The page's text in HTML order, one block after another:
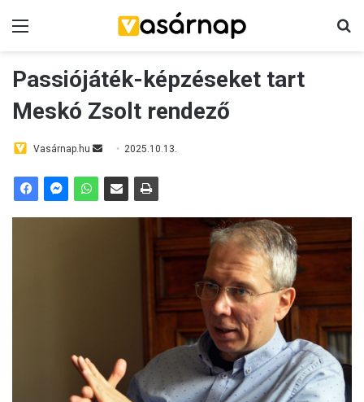
Passiójáték-képzéseket tart
Meskó Zsolt rendező
Vasárnap.hu 2025.10.13.